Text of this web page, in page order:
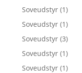
Soveudstyr (1)
Soveudstyr (1)
Soveudstyr (3)
Soveudstyr (1)
Soveudstyr (1)